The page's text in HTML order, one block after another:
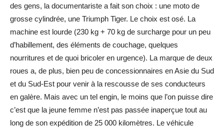
des gens, la documentariste a fait son choix : une moto de
grosse cylindrée, une Triumph Tiger. Le choix est osé. La
machine est lourde (230 kg + 70 kg de surcharge pour un peu
d’habillement, des éléments de couchage, quelques
nourritures et de quoi bricoler en urgence). La marque de deux
roues a, de plus, bien peu de concessionnaires en Asie du Sud
et du Sud-Est pour venir à la rescousse de ses conducteurs
en galère. Mais avec un tel engin, le moins que l’on puisse dire
c’est que la jeune femme n’est pas passée inaperçue tout au
long de son expédition de 25 000 kilomètres. Le véhicule